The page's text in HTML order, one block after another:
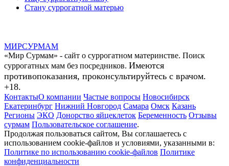
Стану суррогатной матерью
МИРСУРМАМ
«Мир Сурмам» - сайт о суррогатном материнстве. Поиск
суррогатных мам без посредников. Имеются
противопоказания, проконсультируйтесь с врачом.
+18.
КонтактыО компании Частые вопросы Новосибирск
Екатеринбург Нижний Новгород Самара Омск Казань
Регионы ЭКО Донорство яйцеклеток Беременность Отзывы
сурмам Пользовательское соглашение.
Продолжая пользоваться сайтом, Вы соглашаетесь с
использованием cookie-файлов и условиями, указанными в:
Политике по использованию cookie-файлов Политике
конфиденциальности